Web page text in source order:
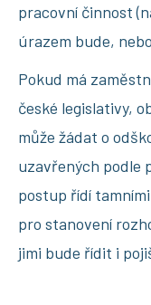
pracovní činnost
úrazem bude,
Pokud má
české legislativy,
může žádat o
uzavřených podle
postup řídí
pro stanovení
jimi bude řídit i